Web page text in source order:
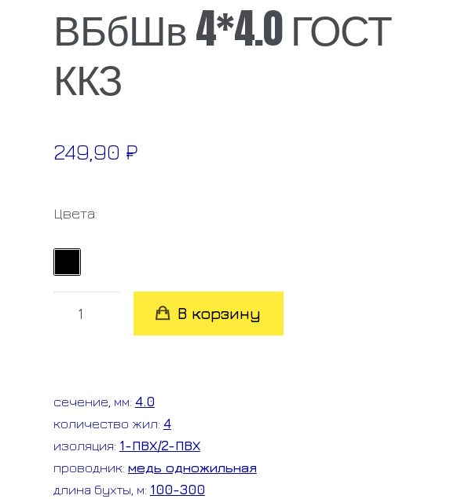
ВБбШв 4*4.0 ГОСТ
ККЗ
249,90 ₽
Цвета:
ГОСТ
ККЗ
В корзину
сечение, мм: 4.0
количество жил: 4
изоляция: 1-ПВХ/2-ПВХ
проводник: медь одножильная
длина бухты, м: 100-300